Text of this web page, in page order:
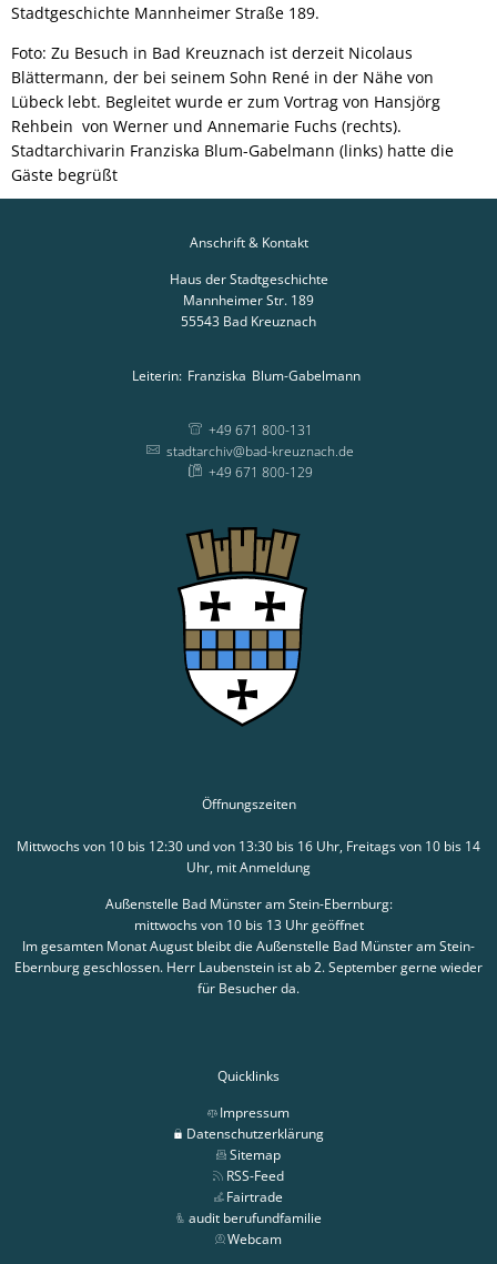
Stadtgeschichte Mannheimer Straße 189.
Foto: Zu Besuch in Bad Kreuznach ist derzeit Nicolaus
Blättermann, der bei seinem Sohn René in der Nähe von
Lübeck lebt. Begleitet wurde er zum Vortrag von Hansjörg
Rehbein von Werner und Annemarie Fuchs (rechts).
Stadtarchivarin Franziska Blum-Gabelmann (links) hatte die
Gäste begrüßt
Anschrift & Kontakt
Haus der Stadtgeschichte
Mannheimer Str. 189
55543 Bad Kreuznach
Leiterin: Franziska Blum-Gabelmann
+49 671 800-131
stadtarchiv@bad-kreuznach.de
+49 671 800-129
Öffnungszeiten
Mittwochs von 10 bis 12:30 und von 13:30 bis 16 Uhr, Freitags von 10 bis 14
Uhr, mit Anmeldung
Außenstelle Bad Münster am Stein-Ebernburg:
mittwochs von 10 bis 13 Uhr geöffnet
Im gesamten Monat August bleibt die Außenstelle Bad Münster am Stein-
Ebernburg geschlossen. Herr Laubenstein ist ab 2. September gerne wieder
für Besucher da.
Quicklinks
Impressum
Datenschutzerklärung
Sitemap
RSS-Feed
Fairtrade
audit berufundfamilie
Webcam